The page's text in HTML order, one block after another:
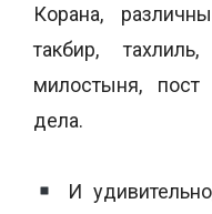
Корана,
такбир,
милостыня,
дела.
И